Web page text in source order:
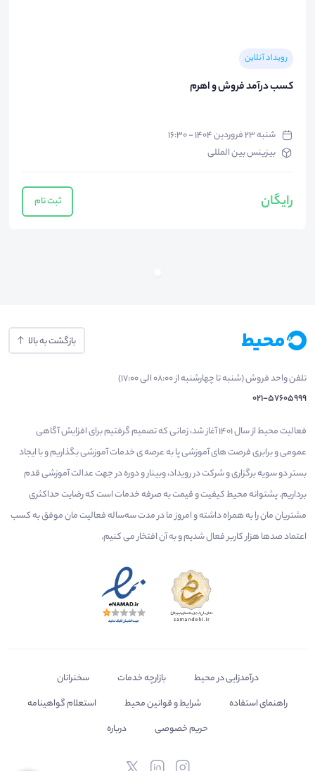
رویداد آنلاین
کسب درآمد فروش و اهرم
شنبه ۲۳ فروردین ۱۴۰۴ - ۱۶:۳۰
بیزینس بین المللی
رایگان ثبت نام
بازگشت به بالا
تلفن واحد فروش (شنبه تا چهارشنبه از 08:00 الی 17:00)
021-57605999
فعالیت محیط از سال 1401 آغاز شد، زمانی که تصمیم گرفتیم برای افزایش آگاهی
عمومی و برابری فرصت های آموزشی پا به عرصه ی خدمات آموزشی بگذاریم و با ایجاد
بستر دو سویه برگزاری و شرکت در رویداد، وبینار و دوره در جهت عدالت آموزشی قدم
برداریم. پشتوانه محیط کیفیت و قیمت به صرفه خدمات است که رضایت حداکثری
مشتریان مان را به همراه داشته و امروز ما در مدت سه‌ساله فعالیت مان موفق به کسب
اعتماد صدها هزار کاربر فعال شدیم و به آن افتخار می‌ کنیم.
درآمدزایی در محیط بازارچه خدمات
سخنرانان
راهنمای استفاده
شرایط و قوانین محیط
استعلام گواهینامه
حریم خصوصی
درباره